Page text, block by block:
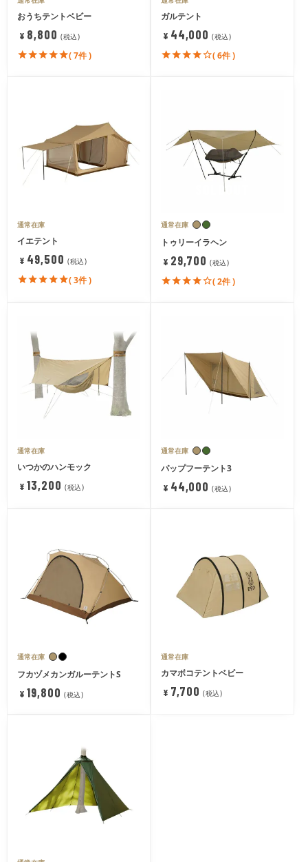
おうちテントベビー
¥ 8,800 税込
( 7件 )
ガルテント
¥ 44,000 税込
( 6件 )
通常在庫
イエテント
¥ 49,500 税込
( 3件 )
通常在庫
トゥリーイラヘン
¥ 29,700 税込
( 2件 )
SOLDOUT
通常在庫
いつかのハンモック
¥ 13,200 税込
通常在庫
パップフーテント3
¥ 44,000 税込
通常在庫
フカヅメカンガルーテントS
¥ 19,800 税込
通常在庫
カマボコテントベビー
¥ 7,700 税込